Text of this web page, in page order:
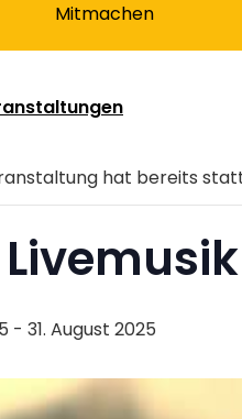
Mitmachen
hat bereits
- 31. August 2025